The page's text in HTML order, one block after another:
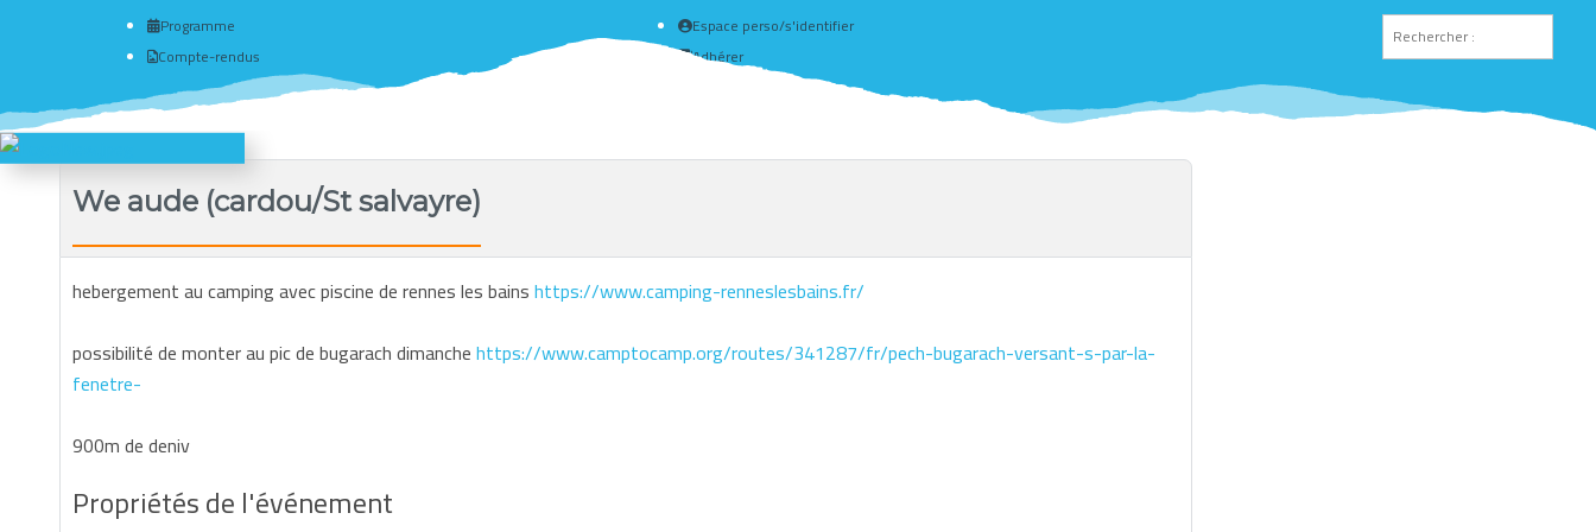
Programme
Compte-rendus
Espace perso/s'identifier
Adhérer
Créer un compte
We aude (cardou/St salvayre)
hebergement au camping avec piscine de rennes les bainshttps://www.camping-renneslesbains.fr/
possibilité de monter au pic de bugarach dimanchehttps://www.camptocamp.org/routes/341287/fr/pech-bugarach-versant-s-par-la-
fenetre-
900m de deniv
Propriétés de l'événement